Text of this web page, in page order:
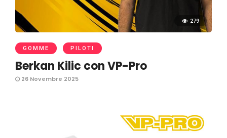
279
GOMME PILOTI
Berkan Kilic con VP-Pro
26 Novembre 2025